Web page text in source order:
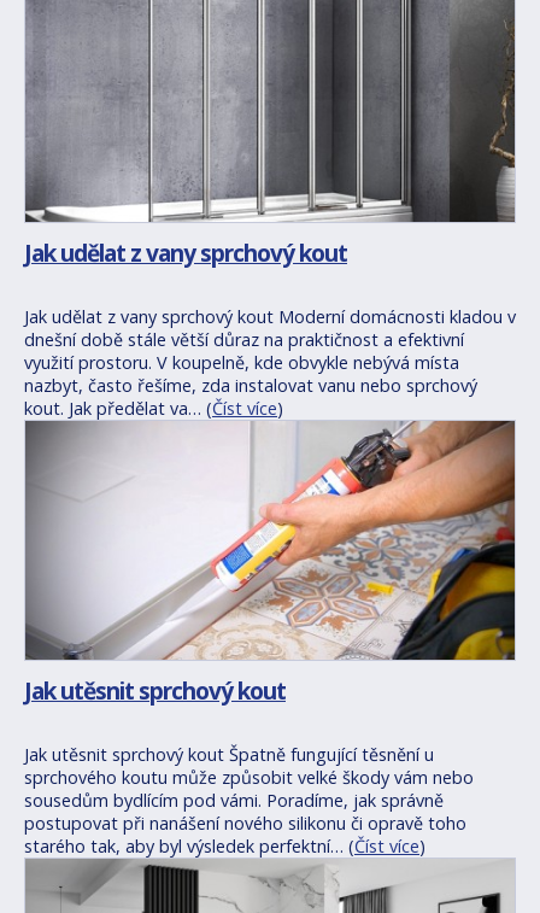
Jak udělat z vany sprchový kout
Jak udělat z vany sprchový kout Moderní domácnosti kladou v
dnešní době stále větší důraz na praktičnost a efektivní
využití prostoru. V koupelně, kde obvykle nebývá místa
nazbyt, často řešíme, zda instalovat vanu nebo sprchový
kout. Jak předělat va… (Číst více)
Jak utěsnit sprchový kout
Jak utěsnit sprchový kout Špatně fungující těsnění u
sprchového koutu může způsobit velké škody vám nebo
sousedům bydlícím pod vámi. Poradíme, jak správně
postupovat při nanášení nového silikonu či opravě toho
starého tak, aby byl výsledek perfektní… (Číst více)